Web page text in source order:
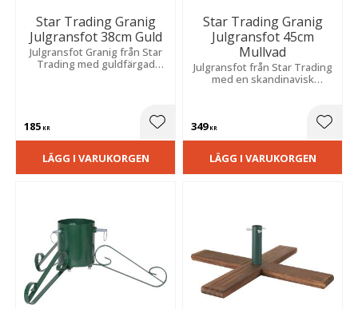
Star Trading Granig
Julgransfot 38cm Guld
Julgransfot Granig från Star
Trading med guldfärgad
185 KR Lägg till i favoriter
LÄGG I VARUKORGEN
Star Trading Granig
Julgransfot 45cm
Mullvad
Julgransfot från Star Trading
med en skandinavisk
349KR
LÄGG I VARUKORGEN